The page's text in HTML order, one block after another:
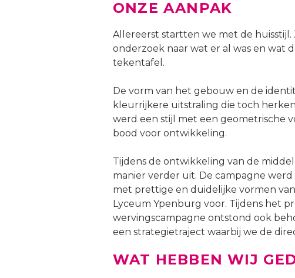
ONZE AANPAK
Allereerst startten we met de huisstijl.
onderzoek naar wat er al was en wat
tekentafel.
De vorm van het gebouw en de
kleurrijkere uitstraling die toch
werd een stijl met een geometrische
bood voor ontwikkeling.
Tijdens de ontwikkeling van de
manier verder uit. De campagne
met prettige en duidelijke vormen
Lyceum Ypenburg voor. Tijdens het
wervingscampagne ontstond ook
een strategietraject waarbij we de
WAT HEBBEN WIJ